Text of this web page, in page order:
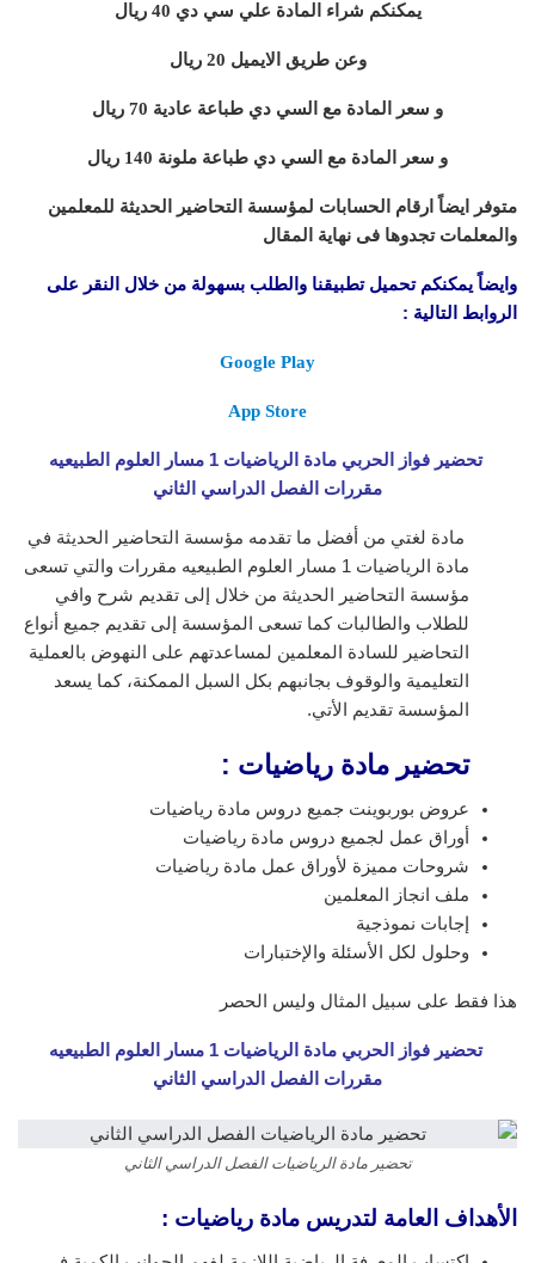
يمكنكم شراء المادة علي سي دي 40 ريال
وعن طريق الايميل 20 ريال
و سعر المادة مع السي دي طباعة عادية 70 ريال
و سعر المادة مع السي دي طباعة ملونة 140 ريال
متوفر ايضاً ارقام الحسابات لمؤسسة التحاضير الحديثة للمعلمين
والمعلمات تجدوها فى نهاية المقال
وايضاً يمكنكم تحميل تطبيقنا والطلب بسهولة من خلال النقر على
الروابط التالية :
Google Play
App Store
تحضير فواز الحربي مادة الرياضيات 1 مسار العلوم الطبيعيه
مقررات الفصل الدراسي الثاني
مادة لغتي من أفضل ما تقدمه مؤسسة التحاضير الحديثة في
مادة الرياضيات 1 مسار العلوم الطبيعيه مقررات
والتي تسعى
مؤسسة التحاضير الحديثة من خلال إلى تقديم شرح وافي
للطلاب والطالبات كما تسعى المؤسسة إلى تقديم جميع أنواع
التحاضير للسادة المعلمين لمساعدتهم على النهوض بالعملية
التعليمية والوقوف بجانبهم بكل السبل الممكنة، كما يسعد
المؤسسة تقديم الأتي.
تحضير مادة رياضيات :
عروض بوربوينت جميع دروس مادة رياضيات
أوراق عمل لجميع دروس مادة رياضيات
شروحات مميزة لأوراق عمل مادة رياضيات
ملف انجاز المعلمين
إجابات نموذجية
وحلول لكل الأسئلة والإختبارات
هذا فقط على سبيل المثال وليس الحصر
تحضير فواز الحربي مادة الرياضيات 1 مسار العلوم الطبيعيه
مقررات الفصل الدراسي الثاني
تحضير مادة الرياضيات الفصل الدراسي الثاني
الأهداف العامة لتدريس مادة رياضيات :